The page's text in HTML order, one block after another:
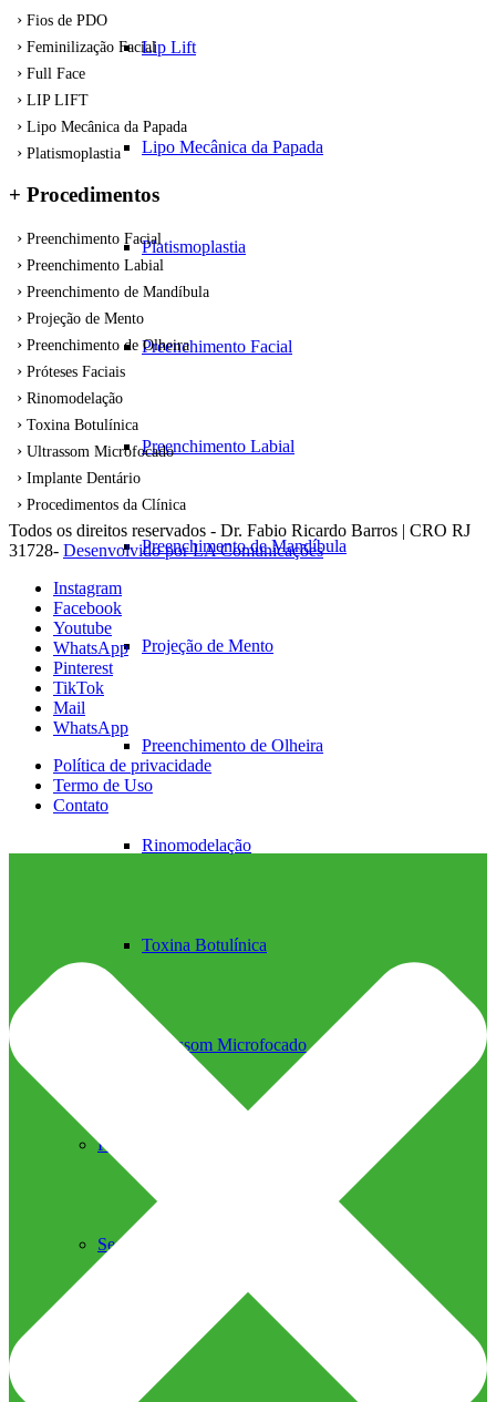
Lip Lift
Lipo Mecânica da Papada
Platismoplastia
Preenchimento Facial
Preenchimento Labial
Preenchimento de Mandíbula
Projeção de Mento
Preenchimento de Olheira
Rinomodelação
Toxina Botulínica
Ultrassom Microfocado
Próteses Faciais
Segurança na Harmonização
Fios de PDO
Feminilização Facial
Full Face
LIP LIFT
Lipo Mecânica da Papada
Platismoplastia
+ Procedimentos
Preenchimento Facial
Preenchimento Labial
Preenchimento de Mandíbula
Projeção de Mento
Preenchimento de Olheira
Próteses Faciais
Rinomodelação
Toxina Botulínica
Ultrassom Microfocado
Implante Dentário
Procedimentos da Clínica
Todos os direitos reservados - Dr. Fabio Ricardo Barros | CRO RJ
31728- Desenvolvido por LA Comunicações
Instagram
Facebook
Youtube
WhatsApp
Pinterest
TikTok
Mail
WhatsApp
Política de privacidade
Termo de Uso
Contato